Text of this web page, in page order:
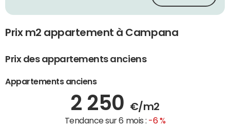
Prix m2 appartement à Campana
Prix des appartements anciens
Appartements anciens
2 250 €/m2
Tendance sur 6 mois : -6 %